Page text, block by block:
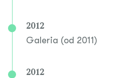
2012
Galeria (od 2011)
2012